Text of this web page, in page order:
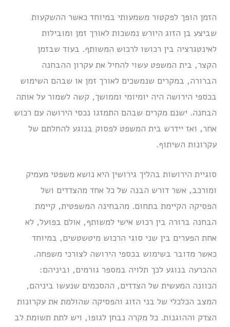
הזמן הופך לפקטור משמעותי במיוחד כאשר ההשקעות
שביצע בן הזוג היורש נמשכות לאורך זמן ומובילות
לאינטגרציה בין רכושו לרכוש המשותף. בעוד שבזמן
הקצר, בית המשפט עשוי להחיל את עקרון ההבחנה
הברורה, במקרים שנמשכים לאורך זמן או שבהם השימוש
בכספי הירושה היה יומיומי וממושך, קשה לשמור על אותה
הבחנה. ישנם מקרים שבהם התמזגו נכסי הירושה עם רכוש
אחר, ואז יידרש בית המשפט לפסוק בנוגע להחלתם של
עקרונות השיתוף.
סוגיית הירושות בהליך גירושין היא נושא משפטי מעמיק
ומורכב, אשר דורש הבנה של כל אחד מהצדדים ושל
הפסיקה הקיימת בתחום. מהבחינה המשפטית, קיימת
הבחנה ברורה בין רכוש אישי למשותף, אולם בפועל, לא
אחת הפערים בין שני סוגי הרכוש מיטשטשים, במיוחד
כאשר מדובר בשימוש בכספי הירושה לצורכי משפחה.
ההכרעה בנוגע לכך תלויה במספר גורמים, וביניהם:
הכוונה המעשית של הצדדים, ההסכמים שנעשו ביניהם,
המצב הכלכלי של בני הזוג והפסיקה שהולמת את עקרונות
הצדק וההוגנות. כל מקרה נבחן לגופו, ויש לתת תשומת לב